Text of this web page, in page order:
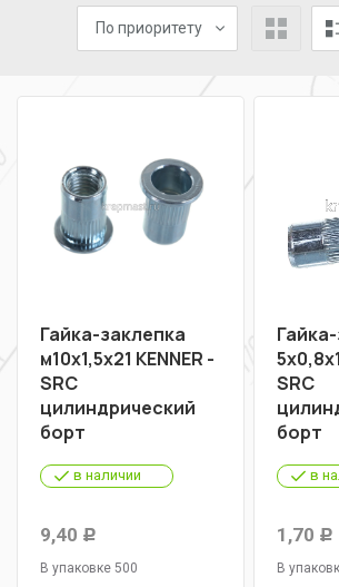
По приоритету
Гайка-заклепка
м10х1,5х21 KENNER -
SRC
цилиндрический
борт
в наличии
9,40 Р
В упаковке 500
SRC
борт
в
1,70 Р
В